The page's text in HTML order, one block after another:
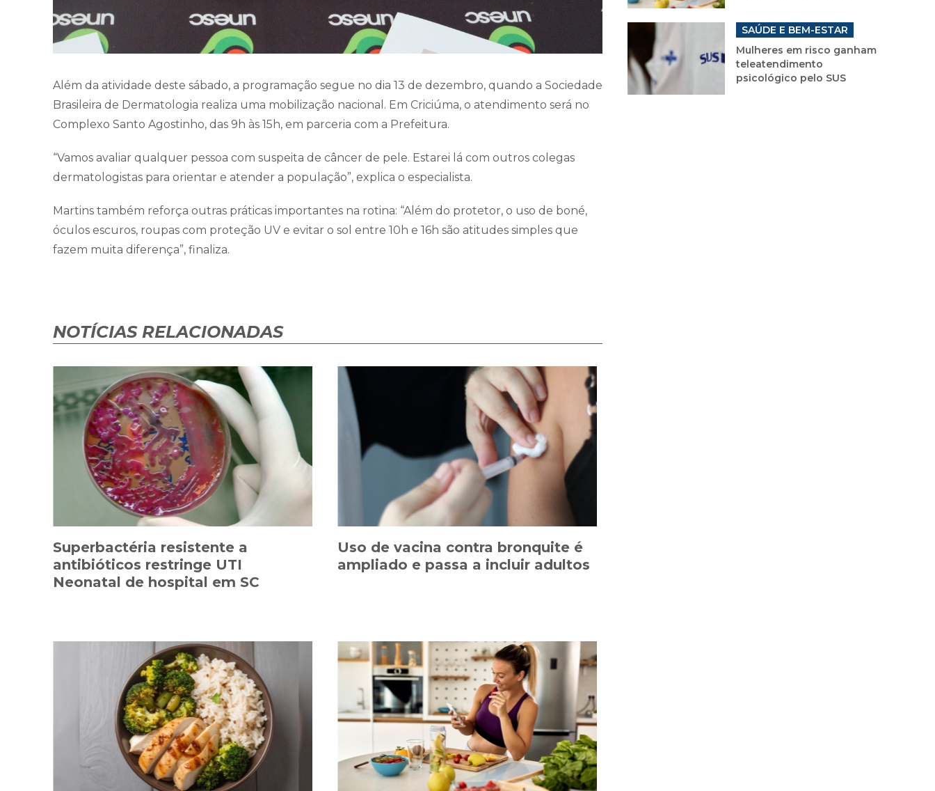
Além da atividade deste sábado, a programação segue no dia 13 de dezembro, quando a Sociedade
Brasileira de Dermatologia realiza uma mobilização nacional. Em Criciúma, o atendimento será no
Complexo Santo Agostinho, das 9h às 15h, em parceria com a Prefeitura.
“Vamos avaliar qualquer pessoa com suspeita de câncer de pele. Estarei lá com outros colegas
dermatologistas para orientar e atender a população”, explica o especialista.
Martins também reforça outras práticas importantes na rotina: “Além do protetor, o uso de boné,
óculos escuros, roupas com proteção UV e evitar o sol entre 10h e 16h são atitudes simples que
fazem muita diferença”, finaliza.
NOTÍCIAS RELACIONADAS
Superbactéria resistente a
antibióticos restringe UTI
Neonatal de hospital em SC
Uso de vacina contra bronquite é
ampliado e passa a incluir adultos
SAÚDE E BEM-ESTAR
Mulheres em risco ganham
teleatendimento
psicológico pelo SUS